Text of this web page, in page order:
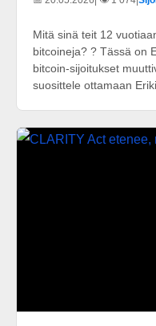
Mitä sinä teit 12
bitcoineja? ? Tässä on
bitcoin-sijoitukset
suosittele ottamaan